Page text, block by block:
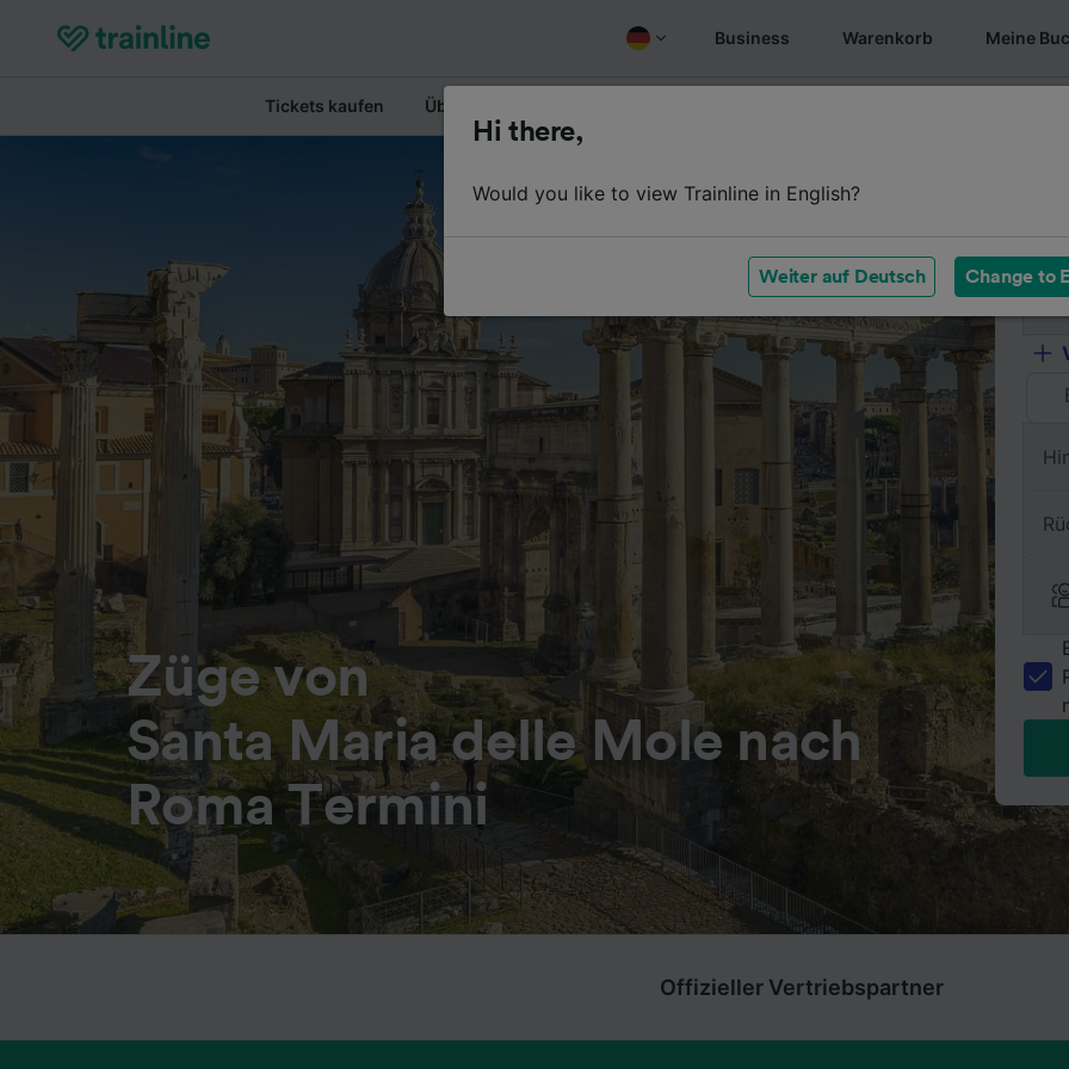
Business Warenkorb Meine
Tickets kaufen Überblick
Züge von
Santa Maria delle Mole nach
Roma Termini
Offizieller Vertriebspartner
Hi there,
Would you like to view Trainline in English?
Weiter auf Deutsch Change to